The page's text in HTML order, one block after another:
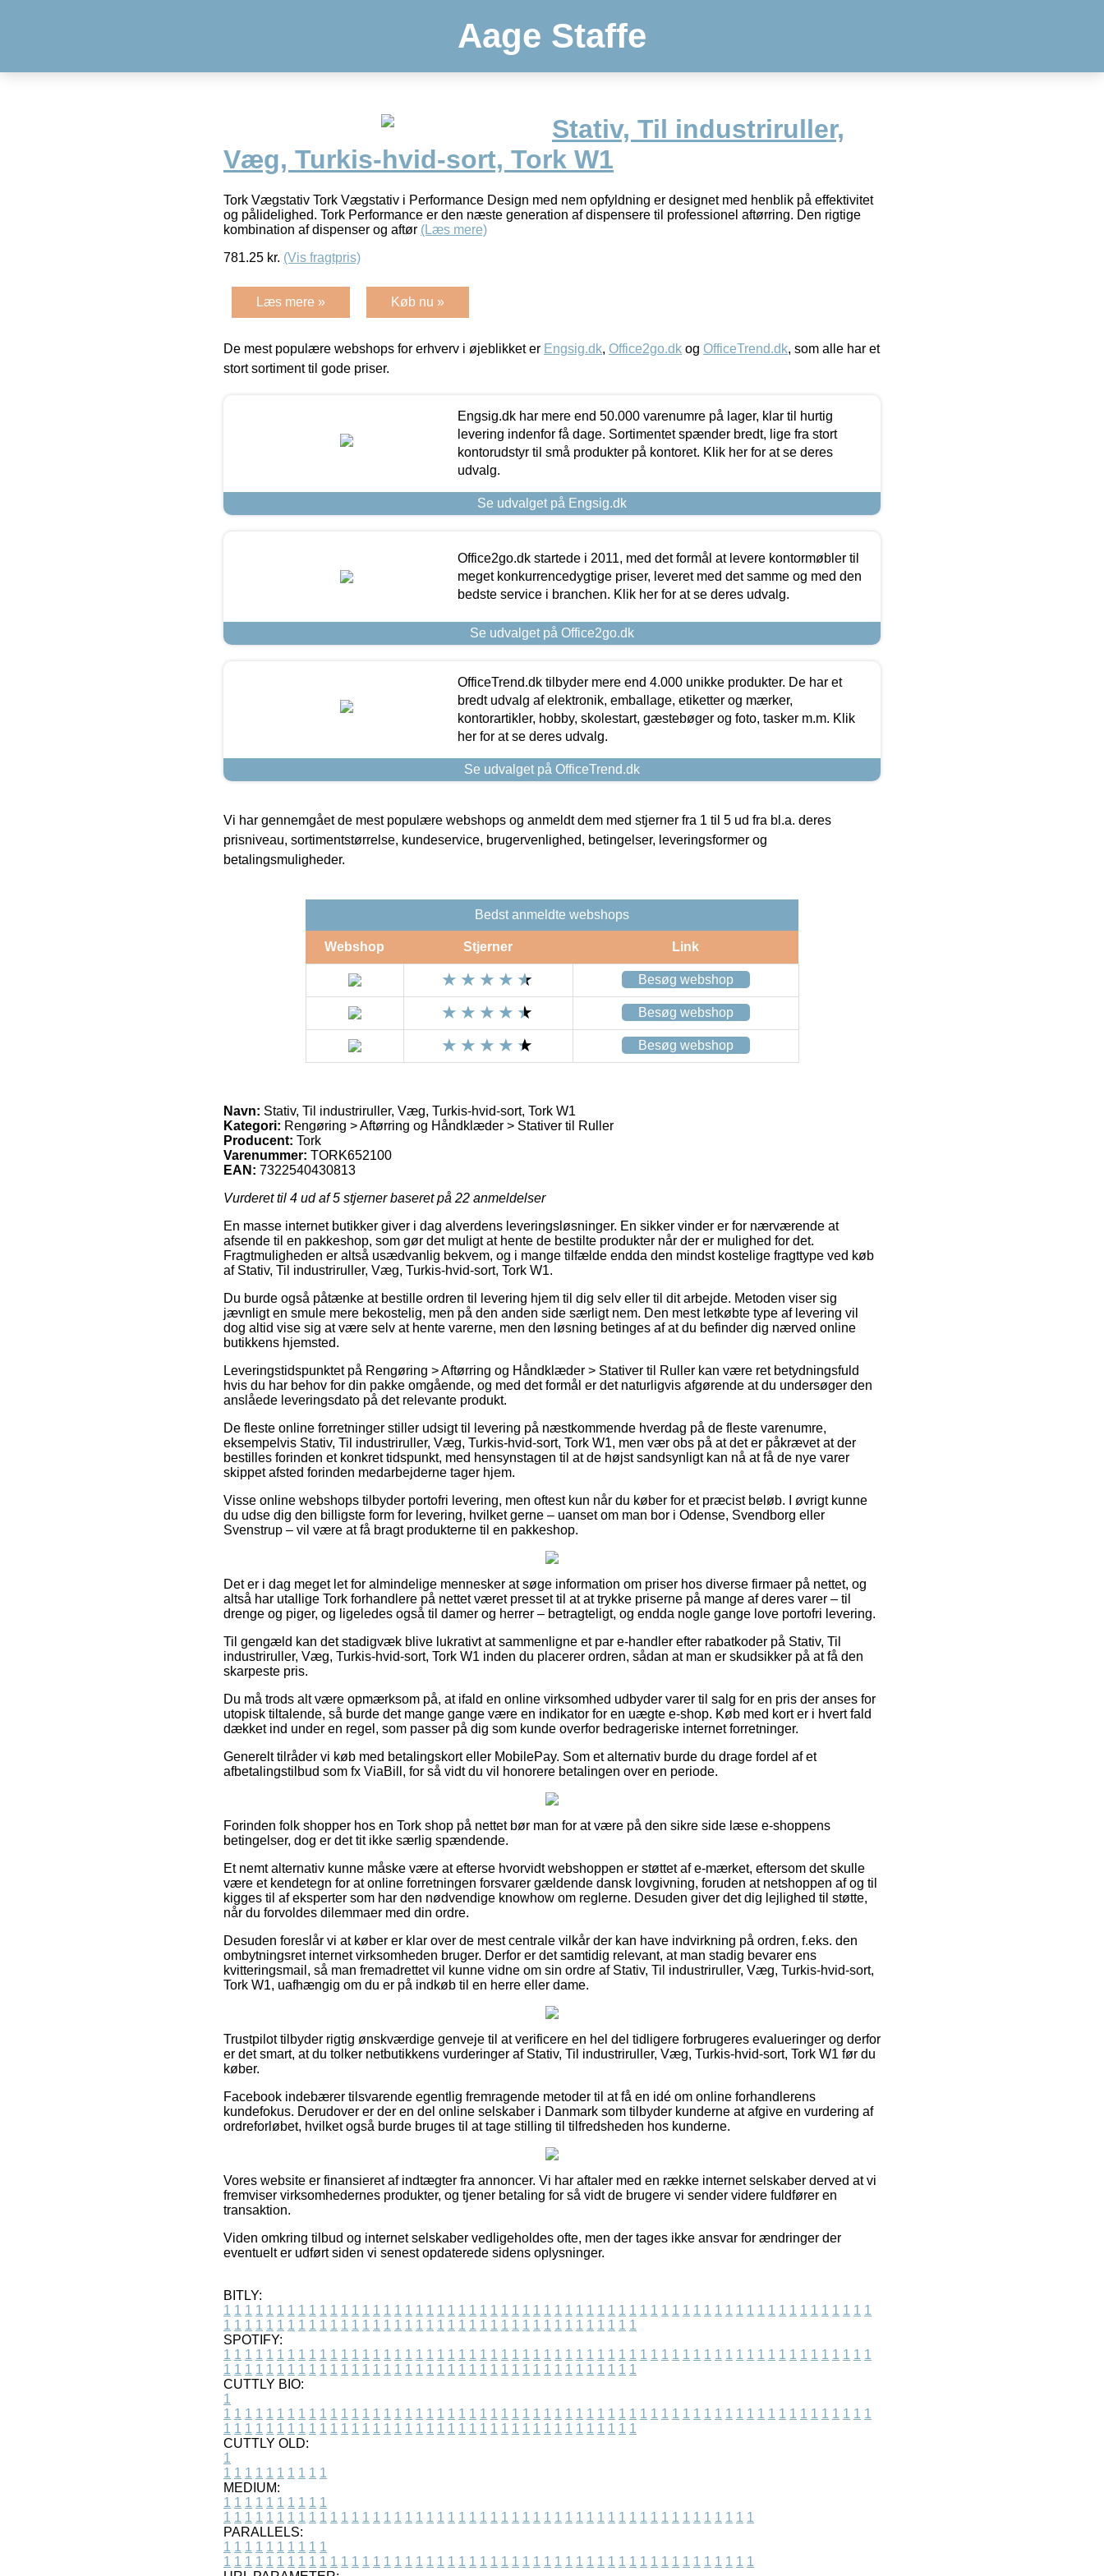
Aage Staffe
Stativ, Til industriruller,
Væg, Turkis-hvid-sort, Tork W1
Tork Vægstativ Tork Vægstativ i Performance Design med nem opfyldning er designet med henblik på effektivitet
og pålidelighed. Tork Performance er den næste generation af dispensere til professionel aftørring. Den rigtige
kombination af dispenser og aftør (Læs mere)
781.25 kr. (Vis fragtpris)
Læs mere » Køb nu »
De mest populære webshops for erhverv i øjeblikket er Engsig.dk, Office2go.dk og OfficeTrend.dk, som alle har et
stort sortiment til gode priser.
Engsig.dk har mere end 50.000 varenumre på lager, klar til hurtig
levering indenfor få dage. Sortimentet spænder bredt, lige fra stort
kontorudstyr til små produkter på kontoret. Klik her for at se deres
udvalg.
Se udvalget på Engsig.dk
Office2go.dk startede i 2011, med det formål at levere kontormøbler til
meget konkurrencedygtige priser, leveret med det samme og med den
bedste service i branchen. Klik her for at se deres udvalg.
Se udvalget på Office2go.dk
OfficeTrend.dk tilbyder mere end 4.000 unikke produkter. De har et
bredt udvalg af elektronik, emballage, etiketter og mærker,
kontorartikler, hobby, skolestart, gæstebøger og foto, tasker m.m. Klik
her for at se deres udvalg.
Se udvalget på OfficeTrend.dk
Vi har gennemgået de mest populære webshops og anmeldt dem med stjerner fra 1 til 5 ud fra bl.a. deres
prisniveau, sortimentstørrelse, kundeservice, brugervenlighed, betingelser, leveringsformer og
betalingsmuligheder.
Bedst anmeldte webshops
Webshop Stjerner Link
Besøg webshop
Besøg webshop
Besøg webshop
Navn: Stativ, Til industriruller, Væg, Turkis-hvid-sort, Tork W1
Kategori: Rengøring > Aftørring og Håndklæder > Stativer til Ruller
Producent: Tork
Varenummer: TORK652100
EAN: 7322540430813
Vurderet til 4 ud af 5 stjerner baseret på 22 anmeldelser
En masse internet butikker giver i dag alverdens leveringsløsninger. En sikker vinder er for nærværende at
afsende til en pakkeshop, som gør det muligt at hente de bestilte produkter når der er mulighed for det.
Fragtmuligheden er altså usædvanlig bekvem, og i mange tilfælde endda den mindst kostelige fragttype ved køb
af Stativ, Til industriruller, Væg, Turkis-hvid-sort, Tork W1.
Du burde også påtænke at bestille ordren til levering hjem til dig selv eller til dit arbejde. Metoden viser sig
jævnligt en smule mere bekostelig, men på den anden side særligt nem. Den mest letkøbte type af levering vil
dog altid vise sig at være selv at hente varerne, men den løsning betinges af at du befinder dig nærved online
butikkens hjemsted.
Leveringstidspunktet på Rengøring > Aftørring og Håndklæder > Stativer til Ruller kan være ret betydningsfuld
hvis du har behov for din pakke omgående, og med det formål er det naturligvis afgørende at du undersøger den
anslåede leveringsdato på det relevante produkt.
De fleste online forretninger stiller udsigt til levering på næstkommende hverdag på de fleste varenumre,
eksempelvis Stativ, Til industriruller, Væg, Turkis-hvid-sort, Tork W1, men vær obs på at det er påkrævet at der
bestilles forinden et konkret tidspunkt, med hensynstagen til at de højst sandsynligt kan nå at få de nye varer
skippet afsted forinden medarbejderne tager hjem.
Visse online webshops tilbyder portofri levering, men oftest kun når du køber for et præcist beløb. I øvrigt kunne
du udse dig den billigste form for levering, hvilket gerne – uanset om man bor i Odense, Svendborg eller
Svenstrup – vil være at få bragt produkterne til en pakkeshop.
Det er i dag meget let for almindelige mennesker at søge information om priser hos diverse firmaer på nettet, og
altså har utallige Tork forhandlere på nettet været presset til at at trykke priserne på mange af deres varer – til
drenge og piger, og ligeledes også til damer og herrer – betragteligt, og endda nogle gange love portofri levering.
Til gengæld kan det stadigvæk blive lukrativt at sammenligne et par e-handler efter rabatkoder på Stativ, Til
industriruller, Væg, Turkis-hvid-sort, Tork W1 inden du placerer ordren, sådan at man er skudsikker på at få den
skarpeste pris.
Du må trods alt være opmærksom på, at ifald en online virksomhed udbyder varer til salg for en pris der anses for
utopisk tiltalende, så burde det mange gange være en indikator for en uægte e-shop. Køb med kort er i hvert fald
dækket ind under en regel, som passer på dig som kunde overfor bedrageriske internet forretninger.
Generelt tilråder vi køb med betalingskort eller MobilePay. Som et alternativ burde du drage fordel af et
afbetalingstilbud som fx ViaBill, for så vidt du vil honorere betalingen over en periode.
Forinden folk shopper hos en Tork shop på nettet bør man for at være på den sikre side læse e-shoppens
betingelser, dog er det tit ikke særlig spændende.
Et nemt alternativ kunne måske være at efterse hvorvidt webshoppen er støttet af e-mærket, eftersom det skulle
være et kendetegn for at online forretningen forsvarer gældende dansk lovgivning, foruden at netshoppen af og til
kigges til af eksperter som har den nødvendige knowhow om reglerne. Desuden giver det dig lejlighed til støtte,
når du forvoldes dilemmaer med din ordre.
Desuden foreslår vi at køber er klar over de mest centrale vilkår der kan have indvirkning på ordren, f.eks. den
ombytningsret internet virksomheden bruger. Derfor er det samtidig relevant, at man stadig bevarer ens
kvitteringsmail, så man fremadrettet vil kunne vidne om sin ordre af Stativ, Til industriruller, Væg, Turkis-hvid-sort,
Tork W1, uafhængig om du er på indkøb til en herre eller dame.
Trustpilot tilbyder rigtig ønskværdige genveje til at verificere en hel del tidligere forbrugeres evalueringer og derfor
er det smart, at du tolker netbutikkens vurderinger af Stativ, Til industriruller, Væg, Turkis-hvid-sort, Tork W1 før du
køber.
Facebook indebærer tilsvarende egentlig fremragende metoder til at få en idé om online forhandlerens
kundefokus. Derudover er der en del online selskaber i Danmark som tilbyder kunderne at afgive en vurdering af
ordreforløbet, hvilket også burde bruges til at tage stilling til tilfredsheden hos kunderne.
Vores website er finansieret af indtægter fra annoncer. Vi har aftaler med en række internet selskaber derved at vi
fremviser virksomhedernes produkter, og tjener betaling for så vidt de brugere vi sender videre fuldfører en
transaktion.
Viden omkring tilbud og internet selskaber vedligeholdes ofte, men der tages ikke ansvar for ændringer der
eventuelt er udført siden vi senest opdaterede sidens oplysninger.
BITLY:
1 1 1 1 1 1 1 1 1 1 1 1 1 1 1 1 1 1 1 1 1 1 1 1 1 1 1 1 1 1 1 1 1 1 1 1 1 1 1 1 1 1 1 1 1 1 1 1 1 1 1 1 1 1 1 1 1 1 1 1 1
1 1 1 1 1 1 1 1 1 1 1 1 1 1 1 1 1 1 1 1 1 1 1 1 1 1 1 1 1 1 1 1 1 1 1 1 1 1 1
SPOTIFY:
1 1 1 1 1 1 1 1 1 1 1 1 1 1 1 1 1 1 1 1 1 1 1 1 1 1 1 1 1 1 1 1 1 1 1 1 1 1 1 1 1 1 1 1 1 1 1 1 1 1 1 1 1 1 1 1 1 1 1 1 1
1 1 1 1 1 1 1 1 1 1 1 1 1 1 1 1 1 1 1 1 1 1 1 1 1 1 1 1 1 1 1 1 1 1 1 1 1 1 1
CUTTLY BIO:
1
1 1 1 1 1 1 1 1 1 1 1 1 1 1 1 1 1 1 1 1 1 1 1 1 1 1 1 1 1 1 1 1 1 1 1 1 1 1 1 1 1 1 1 1 1 1 1 1 1 1 1 1 1 1 1 1 1 1 1 1 1
1 1 1 1 1 1 1 1 1 1 1 1 1 1 1 1 1 1 1 1 1 1 1 1 1 1 1 1 1 1 1 1 1 1 1 1 1 1 1
CUTTLY OLD:
1
1 1 1 1 1 1 1 1 1 1
MEDIUM:
1 1 1 1 1 1 1 1 1 1
1 1 1 1 1 1 1 1 1 1 1 1 1 1 1 1 1 1 1 1 1 1 1 1 1 1 1 1 1 1 1 1 1 1 1 1 1 1 1 1 1 1 1 1 1 1 1 1 1 1
PARALLELS:
1 1 1 1 1 1 1 1 1 1
1 1 1 1 1 1 1 1 1 1 1 1 1 1 1 1 1 1 1 1 1 1 1 1 1 1 1 1 1 1 1 1 1 1 1 1 1 1 1 1 1 1 1 1 1 1 1 1 1 1